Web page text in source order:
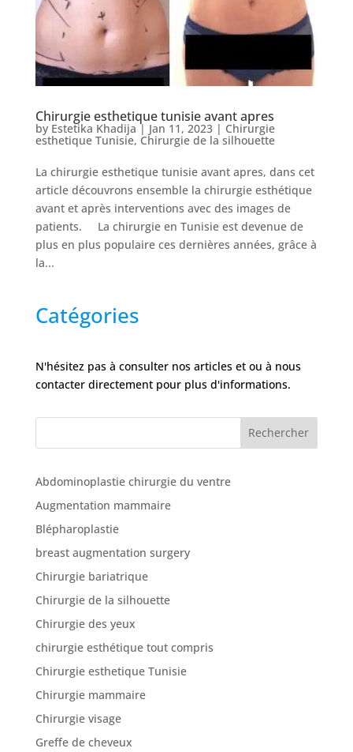
Chirurgie esthetique tunisie avant apres
by Estetika Khadija | Jan 11, 2023| Chirurgie
esthetique Tunisie, Chirurgie de la silhouette
La chirurgie esthetique tunisie avant apres, dans cet
article découvrons ensemble la chirurgie esthétique
avant et après interventions avec des images de
patients. La chirurgie en Tunisie est devenue de
plus en plus populaire ces dernières années, grâce à
la...
Catégories
N'hésitez pas à consulter nos articles et ou à nous
contacter directement pour plus d'informations.
Rechercher
Abdominoplastie chirurgie du ventre
Augmentation mammaire
Blépharoplastie
breast augmentation surgery
Chirurgie bariatrique
Chirurgie de la silhouette
Chirurgie des yeux
chirurgie esthétique tout compris
Chirurgie esthetique Tunisie
Chirurgie mammaire
Chirurgie visage
Greffe de cheveux